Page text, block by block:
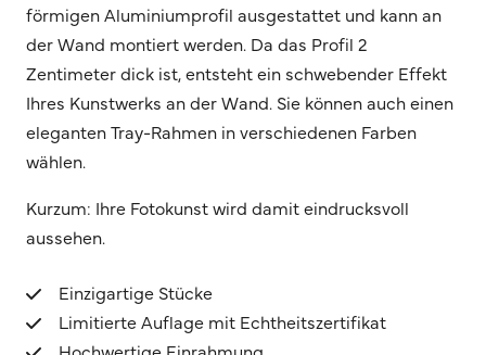
förmigen Aluminiumprofil ausgestattet und kann an
der Wand montiert werden. Da das Profil 2
Zentimeter dick ist, entsteht ein schwebender Effekt
Ihres Kunstwerks an der Wand. Sie können auch einen
eleganten Tray-Rahmen in verschiedenen Farben
wählen.
Kurzum: Ihre Fotokunst wird damit eindrucksvoll
aussehen.
Einzigartige Stücke
Limitierte Auflage mit Echtheitszertifikat